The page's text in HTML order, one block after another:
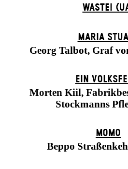
WASTE!
MARIA
Georg Talbot, Graf
EIN
Morten Kiil,
Stockmanns
MOMO
Beppo